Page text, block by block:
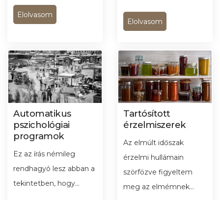
Elolvasom
Elolvasom
Automatikus
pszichológiai
programok
Ez az írás némileg
rendhagyó lesz abban a
tekintetben, hogy...
Tartósított
érzelmiszerek
Az elmúlt időszak
érzelmi hullámain
szörfözve figyeltem
meg az elmémnek...